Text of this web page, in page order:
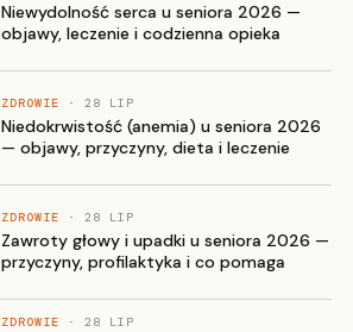
Niewydolność serca u seniora 2026 —
objawy, leczenie i codzienna opieka
ZDROWIE · 28 LIP
Niedokrwistość (anemia) u seniora 2026
— objawy, przyczyny, dieta i leczenie
ZDROWIE · 28 LIP
Zawroty głowy i upadki u seniora 2026 —
przyczyny, profilaktyka i co pomaga
ZDROWIE · 28 LIP